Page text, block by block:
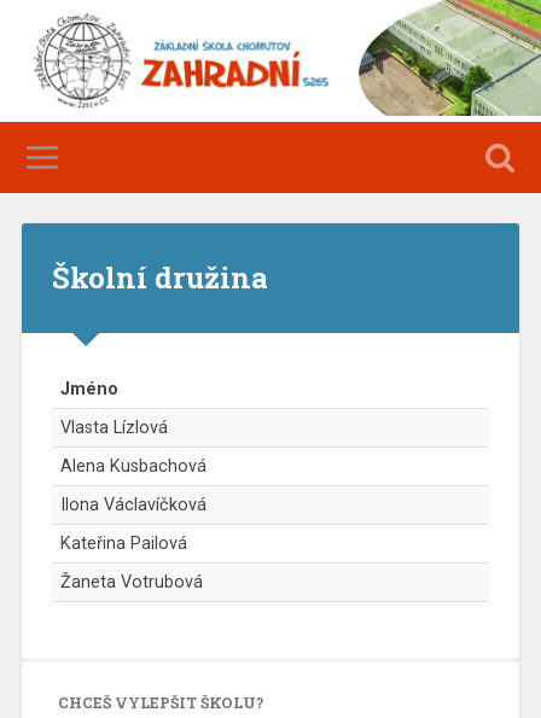
Školní družina
Jméno
Vlasta Lízlová
Alena Kusbachová
Ilona Václavíčková
Kateřina Pailová
Žaneta Votrubová
CHCEŠ VYLEPŠIT ŠKOLU?